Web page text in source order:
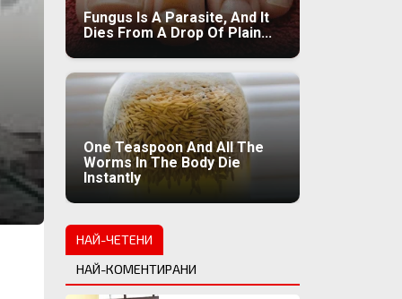
Fungus Is A Parasite, And It
Dies From A Drop Of Plain...
One Teaspoon And All The
Worms In The Body Die
Instantly
НАЙ-ЧЕТЕНИ
НАЙ-КОМЕНТИРАНИ